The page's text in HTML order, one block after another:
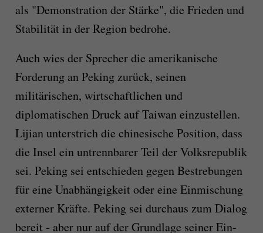
als "Demonstration der Stärke", die Frieden und
Stabilität in der Region bedrohe.
Auch wies der Sprecher die amerikanische
Forderung an Peking zurück, seinen
militärischen, wirtschaftlichen und
diplomatischen Druck auf Taiwan einzustellen.
Lijian unterstrich die chinesische Position, dass
die Insel ein untrennbarer Teil der Volksrepublik
sei. Peking sei entschieden gegen Bestrebungen
für eine Unabhängigkeit oder eine Einmischung
externer Kräfte. Peking sei durchaus zum Dialog
bereit - aber nur auf der Grundlage seiner Ein-